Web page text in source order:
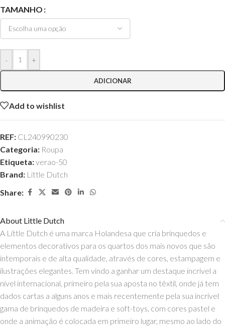
TAMANHO
- +
ADICIONAR
Add to wishlist
REF: CL240990230
Categoria: Roupa
Etiqueta:verao-50
Brand: Little Dutch
Share:
About Little Dutch
A Little Dutch é uma marca Holandesa que cria brinquedos e
elementos decorativos para os quartos dos mais novos que são
intemporais e de alta qualidade, através de cores, estampagem e
ilustrações elegantes. Tem vindo a ganhar um destaque incrível a
nível internacional, primeiro pela sua aposta no têxtil, onde já tem
dados cartas a alguns anos e mais recentemente pela sua incrível
gama de brinquedos de madeira e soft-toys, com cores pastel e
onde a animação é colocada em primeiro lugar, mesmo ao lado do